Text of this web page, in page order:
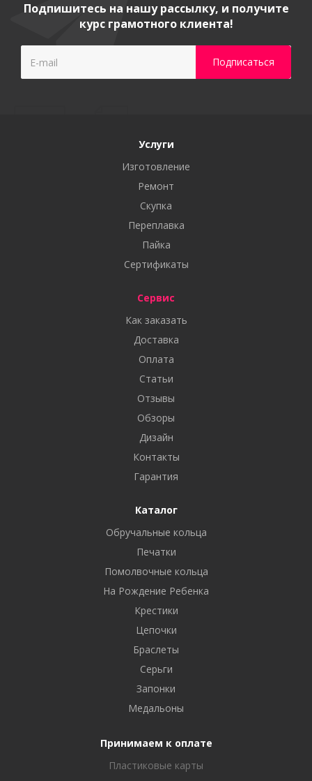
Подпишитесь на нашу рассылку, и получите
курс грамотного клиента!
Услуги
Изготовление
Ремонт
Скупка
Переплавка
Пайка
Сертификаты
Сервис
Как заказать
Доставка
Оплата
Статьи
Отзывы
Обзоры
Дизайн
Контакты
Гарантия
Каталог
Обручальные кольца
Печатки
Помолвочные кольца
На Рождение Ребенка
Крестики
Цепочки
Браслеты
Серьги
Запонки
Медальоны
Принимаем к оплате
Пластиковые карты